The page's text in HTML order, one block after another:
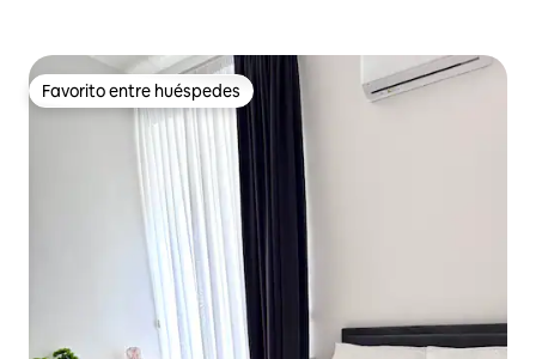
Favorito entre huéspedes
Favorito entre huéspedes